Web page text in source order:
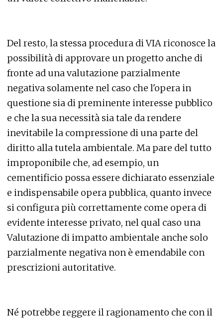
Del resto, la stessa procedura di VIA riconosce la
possibilità di approvare un progetto anche di
fronte ad una valutazione parzialmente
negativa solamente nel caso che l'opera in
questione sia di preminente interesse pubblico
e che la sua necessità sia tale da rendere
inevitabile la compressione di una parte del
diritto alla tutela ambientale. Ma pare del tutto
improponibile che, ad esempio, un
cementificio possa essere dichiarato essenziale
e indispensabile opera pubblica, quanto invece
si configura più correttamente come opera di
evidente interesse privato, nel qual caso una
Valutazione di impatto ambientale anche solo
parzialmente negativa non è emendabile con
prescrizioni autoritative.
Né potrebbe reggere il ragionamento che con il